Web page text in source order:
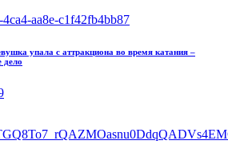
упала с аттракциона во время катания –
дело